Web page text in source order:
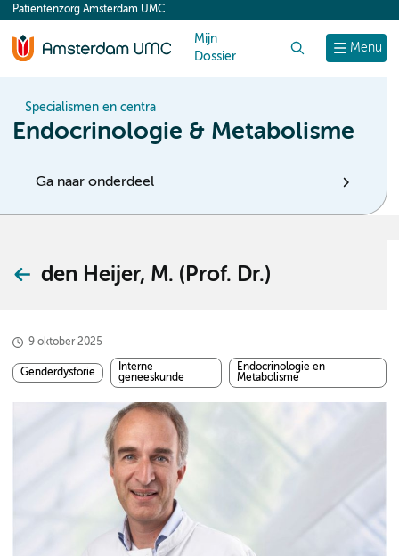
content
Menu
Patiëntenzorg Amsterdam UMC
Mijn
Dossier
Specialismen en centra
Endocrinologie & Metabolisme
Ga naar onderdeel
den Heijer, M. (Prof. Dr.)
9 oktober 2025
Genderdysforie
Interne
geneeskunde
Endocrinologie en
Metabolisme